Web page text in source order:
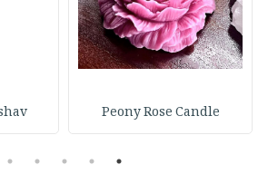
Peony Rose Candle
1
2
3
4
5